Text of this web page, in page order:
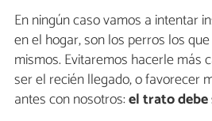
En ningún caso vamos a intentar
en el hogar, son los perros los
mismos. Evitaremos hacerle más
ser el recién llegado, o favorecer
antes con nosotros:el trato